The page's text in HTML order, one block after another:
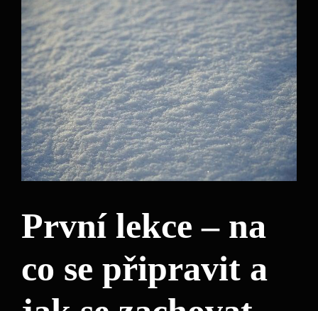
První lekce – na
co se připravit a